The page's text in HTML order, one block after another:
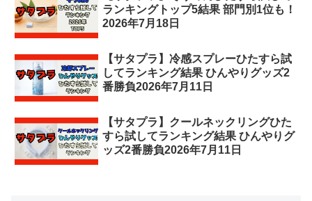
ランキングトップ5結果 部門別1位も！
2026年7月18日
【サタプラ】冷感スプレーひたすら試
してランキング結果 ひんやりグッズ2
番勝負2026年7月11日
【サタプラ】クールネックリングひた
すら試してランキング結果 ひんやりグ
ッズ2番勝負2026年7月11日